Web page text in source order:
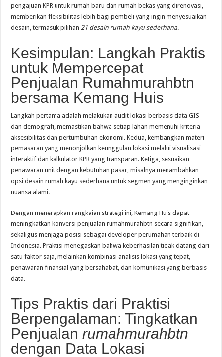
pengajuan KPR untuk rumah baru dan rumah bekas yang direnovasi,
memberikan fleksibilitas lebih bagi pembeli yang ingin menyesuaikan
desain, termasuk pilihan 21 desain rumah kayu sederhana.
Kesimpulan: Langkah Praktis
untuk Mempercepat
Penjualan Rumahmurahbtn
bersama Kemang Huis
Langkah pertama adalah melakukan audit lokasi berbasis data GIS
dan demografi, memastikan bahwa setiap lahan memenuhi kriteria
aksesibilitas dan pertumbuhan ekonomi. Kedua, kembangkan materi
pemasaran yang menonjolkan keunggulan lokasi melalui visualisasi
interaktif dan kalkulator KPR yang transparan. Ketiga, sesuaikan
penawaran unit dengan kebutuhan pasar, misalnya menambahkan
opsi desain rumah kayu sederhana untuk segmen yang menginginkan
nuansa alami.
Dengan menerapkan rangkaian strategi ini, Kemang Huis dapat
meningkatkan konversi penjualan rumahmurahbtn secara signifikan,
sekaligus menjaga posisi sebagai developer perumahan terbaik di
Indonesia. Praktisi menegaskan bahwa keberhasilan tidak datang dari
satu faktor saja, melainkan kombinasi analisis lokasi yang tepat,
penawaran finansial yang bersahabat, dan komunikasi yang berbasis
data.
Tips Praktis dari Praktisi
Berpengalaman: Tingkatkan
Penjualanrumahmurahbtn
dengan Data Lokasi